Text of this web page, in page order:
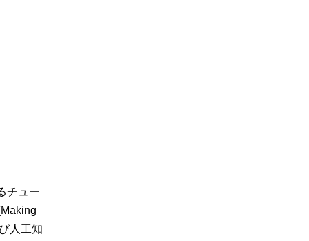
チュー
人工知